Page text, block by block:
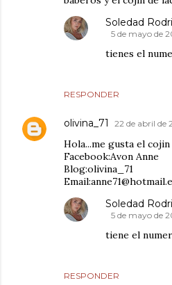
RESPONDER
Soledad
5 de mayo de
tienes el
olivina_71 22 de abril de
Hola...me gusta el cojin
Facebook:Avon Anne
Blog:olivina_71
RESPONDER
Soledad
5 de mayo de
tiene el